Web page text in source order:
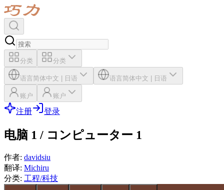
分类 分类
语言简体中文 | 日语 语言简体中文 | 日语
账户 账户
注册 登录
电脑 1 / コンピューター 1
作者: davidsiu
翻译: Michiru
分类: 工程/科技